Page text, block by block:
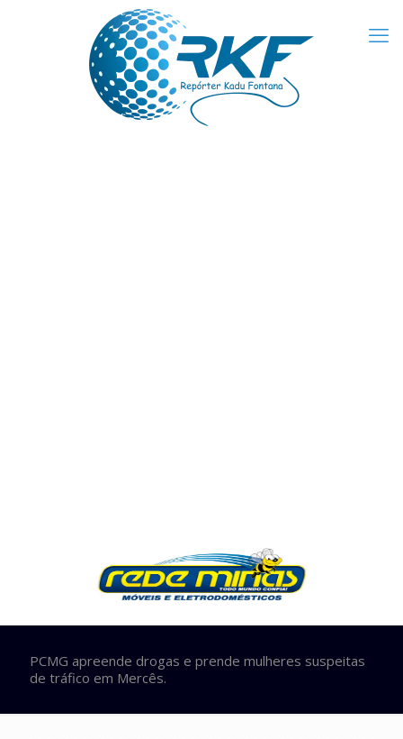
PCMG apreende drogas e prende mulheres suspeitas
de tráfico em Mercês.